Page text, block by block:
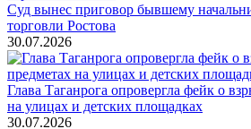
Суд вынес приговор бывшему
торговли Ростова
30.07.2026
Глава Таганрога опровергла фейк о
на улицах и детских площадках
30.07.2026